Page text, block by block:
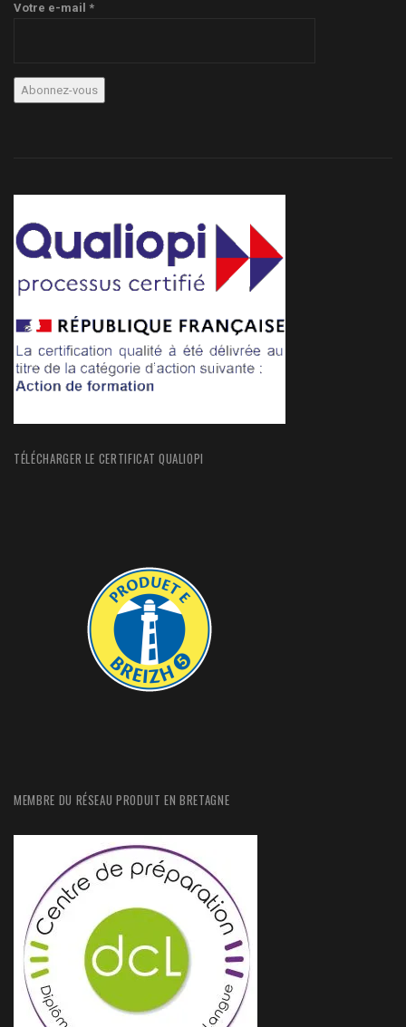
Votre e-mail *
TÉLÉCHARGER LE CERTIFICAT QUALIOPI
MEMBRE DU RÉSEAU PRODUIT EN BRETAGNE